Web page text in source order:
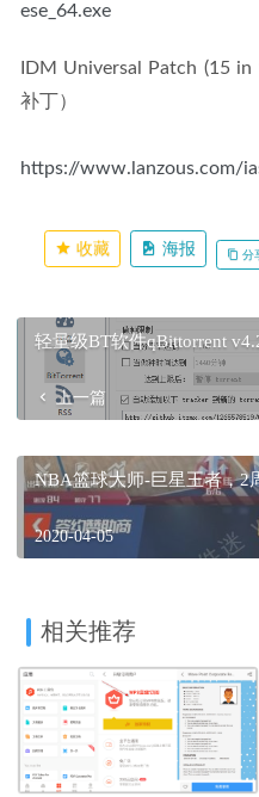
ese_64.exe
IDM Universal Patch (15
补丁）
https://www.lanzous.com/
收藏 海报 分
轻量级BT软件qBittorrent
上一篇
NBA篮球大师-巨星王者，2
2020-04-05
相关推荐